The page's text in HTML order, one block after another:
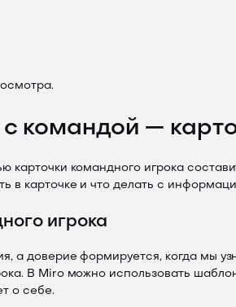
командой —
карточки командного игрока
в карточке и что делать с
игрока
а доверие формируется, когда мы
В Miro можно использовать
о себе.